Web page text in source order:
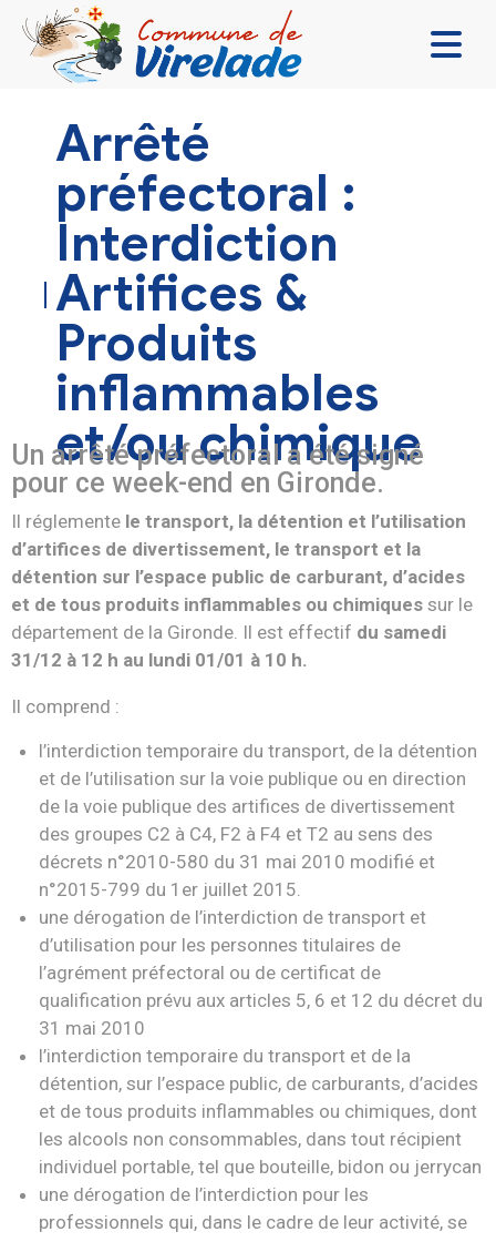
VIVRE ENSEMBLE
SE DIVERTIR
DÉCOUVRIR
CONTACT
Arrêté
préfectoral :
Interdiction
Artifices &
Produits
inflammables
et/ou chimique
Un arrêté préfectoral a été signé
pour ce week-end en Gironde.
Il réglemente le transport, la détention et l’utilisation
d’artifices de divertissement, le transport et la
détention sur l’espace public de carburant, d’acides
et de tous produits inflammables ou chimiques sur le
département de la Gironde. Il est effectif du samedi
31/12 à 12 h au lundi 01/01 à 10 h.
Il comprend :
l’interdiction temporaire du transport, de la détention
et de l’utilisation sur la voie publique ou en direction
de la voie publique des artifices de divertissement
des groupes C2 à C4, F2 à F4 et T2 au sens des
décrets n°2010-580 du 31 mai 2010 modifié et
n°2015-799 du 1er juillet 2015.
une dérogation de l’interdiction de transport et
d’utilisation pour les personnes titulaires de
l’agrément préfectoral ou de certificat de
qualification prévu aux articles 5, 6 et 12 du décret du
31 mai 2010
l’interdiction temporaire du transport et de la
détention, sur l’espace public, de carburants, d’acides
et de tous produits inflammables ou chimiques, dont
les alcools non consommables, dans tout récipient
individuel portable, tel que bouteille, bidon ou jerrycan
une dérogation de l’interdiction pour les
professionnels qui, dans le cadre de leur activité, se